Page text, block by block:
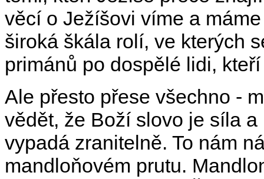
věcí o Ježíšovi víme a
široká škála rolí, ve kterých
primánů po dospělé lidi,
Ale přesto přese všechno -
vědět, že Boží slovo je síla
vypadá zranitelně. To nám
mandloňovém prutu.